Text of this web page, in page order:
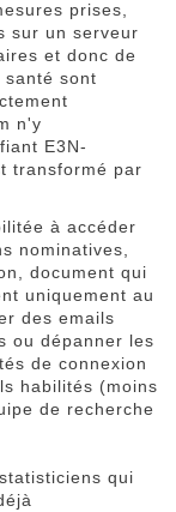
prises,
sur un serveur
et donc de
santé sont
n'y
E3N-
transformé par
à accéder
nominatives,
document qui
uniquement au
des emails
ou dépanner les
de connexion
habilités (moins
de recherche
qui